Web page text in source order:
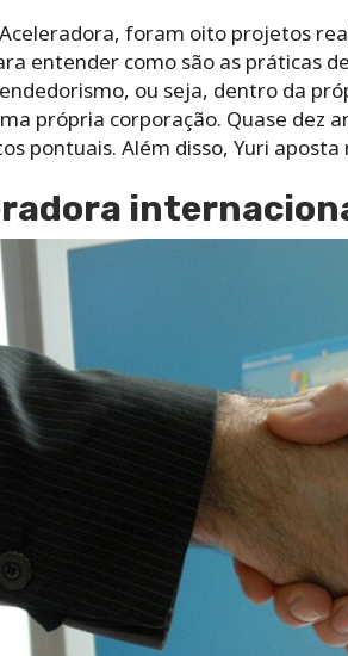
foram oito projetos
entender como são as práticas
ou seja, dentro da
própria corporação. Quase dez
pontuais. Além disso, Yuri